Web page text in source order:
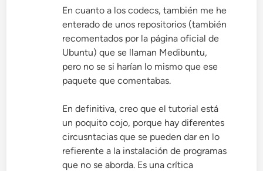
En cuanto a los codecs, también me he
enterado de unos repositorios (también
recomentados por la página oficial de
Ubuntu) que se llaman Medibuntu,
pero no se si harían lo mismo que ese
paquete que comentabas.
En definitiva, creo que el tutorial está
un poquito cojo, porque hay diferentes
circusntacias que se pueden dar en lo
refierente a la instalación de programas
que no se aborda. Es una crítica